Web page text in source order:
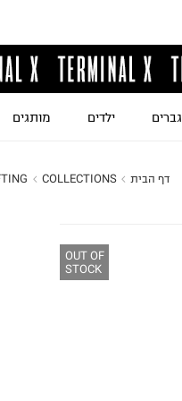
גברים ילדים מותגים
דף הבית COLLECTIONS
OUT OF
STOCK